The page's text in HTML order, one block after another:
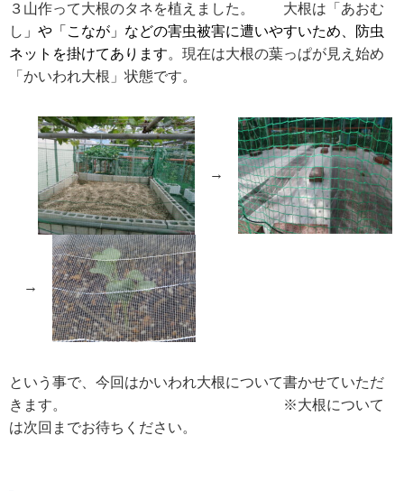
３山作って大根のタネを植えました。 大根は「あおむ
し 」や「こなが」などの害虫被害に遭いやすいため、防虫
ネットを掛けてあります。 現在は大根の葉っぱが見え始め
「かいわれ大根」状態です。
→
→
という事で、今回はかいわれ大根について書かせていただ
きます。 ※大根について
は次回までお待ちください。